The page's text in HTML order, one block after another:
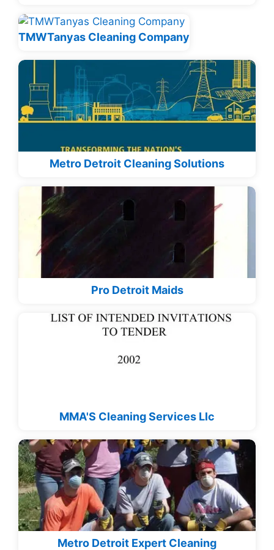
TMWTanyas Cleaning Company
Metro Detroit Cleaning Solutions
Pro Detroit Maids
MMA'S Cleaning Services Llc
Metro Detroit Expert Cleaning